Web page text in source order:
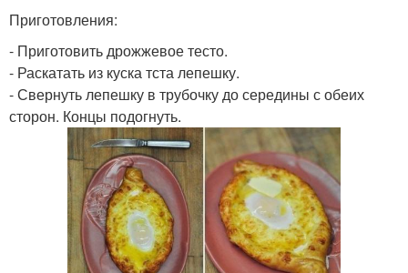
Приготовления:
- Приготовить дрожжевое тесто.
- Раскатать из куска тста лепешку.
- Свернуть лепешку в трубочку до середины с обеих
сторон. Концы подогнуть.